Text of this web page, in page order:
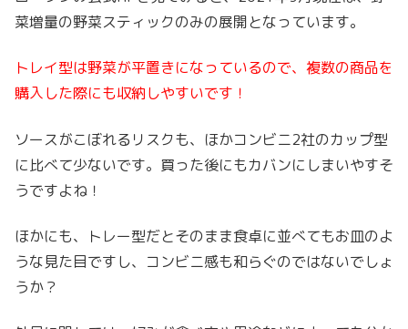
菜増量の野菜スティックのみの展開となっています。
トレイ型は野菜が平置きになっているので、複数の商品を
購入した際にも収納しやすいです！
ソースがこぼれるリスクも、ほかコンビニ2社のカップ型
に比べて少ないです。買った後にもカバンにしまいやすそ
うですよね！
ほかにも、トレー型だとそのまま食卓に並べてもお皿のよ
うな見た目ですし、コンビニ感も和らぐのではないでしょ
うか？